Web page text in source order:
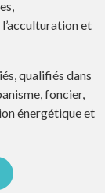
et
qualifiés dans
foncier,
énergétique et